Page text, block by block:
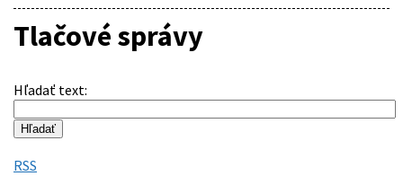
Tlačové správy
Hľadať text:
RSS